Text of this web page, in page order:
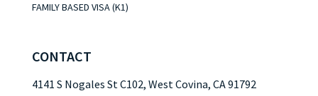
FAMILY BASED VISA (K1)
CONTACT
4141 S Nogales St C102, West Covina, CA 91792